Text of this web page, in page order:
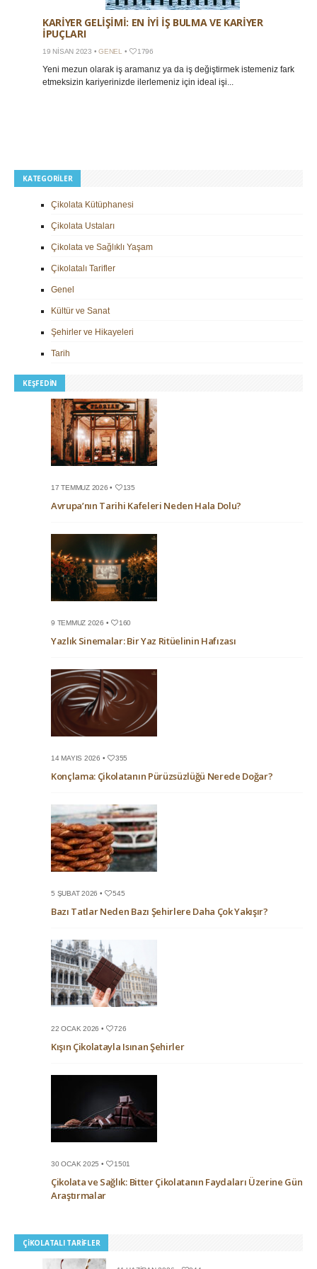
KARIYER GELIŞIMI: EN İYI İŞ BULMA VE KARIYER
İPUÇLARI
19 NISAN 2023 • GENEL • 1796
Yeni mezun olarak iş aramanız ya da iş değiştirmek istemeniz fark
etmeksizin kariyerinizde ilerlemeniz için ideal işi...
KATEGORILER
Çikolata Kütüphanesi
Çikolata Ustaları
Çikolata ve Sağlıklı Yaşam
Çikolatalı Tarifler
Genel
Kültür ve Sanat
Şehirler ve Hikayeleri
Tarih
KEŞFEDIN
17 TEMMUZ 2026 • 135
Avrupa’nın Tarihi Kafeleri Neden Hala Dolu?
9 TEMMUZ 2026 • 160
Yazlık Sinemalar: Bir Yaz Ritüelinin Hafızası
14 MAYIS 2026 • 355
Konçlama: Çikolatanın Pürüzsüzlüğü Nerede Doğar?
5 ŞUBAT 2026 • 545
Bazı Tatlar Neden Bazı Şehirlere Daha Çok Yakışır?
22 OCAK 2026 • 726
Kışın Çikolatayla Isınan Şehirler
30 OCAK 2025 • 1501
Çikolata ve Sağlık: Bitter Çikolatanın Faydaları Üzerine Güncel
Araştırmalar
ÇIKOLATALI TARIFLER